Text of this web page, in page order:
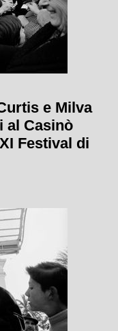
e Milva
al Casinò
Festival di